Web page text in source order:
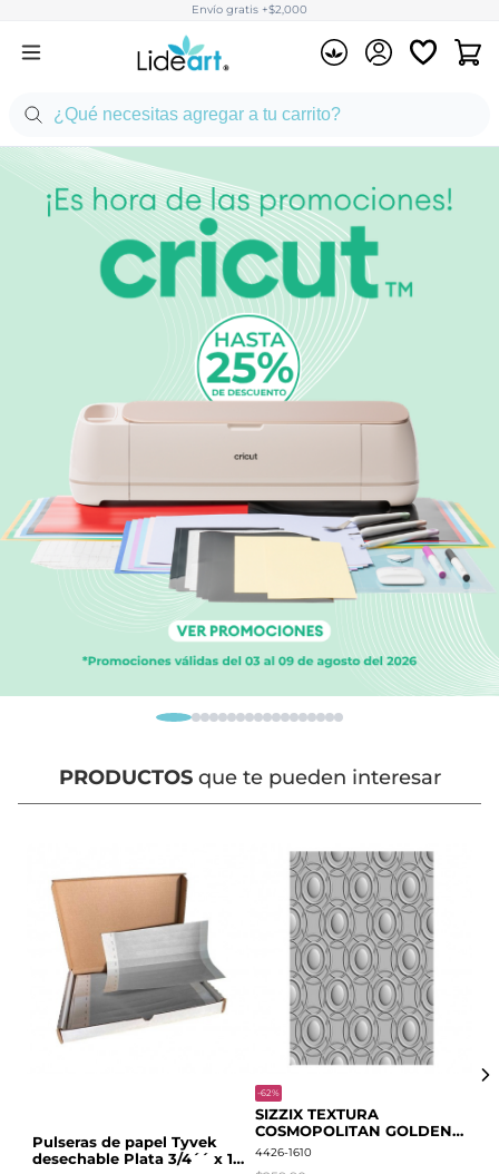
Envío gratis +$2,000
PRODUCTOSque te pueden interesar
Pulseras de papel Tyvek
desechable Plata 3/4´´ x 10
-62%
SIZZIX TEXTURA
COSMOPOLITAN GOLDEN
RINGS S.PARK 666700
4426-1610